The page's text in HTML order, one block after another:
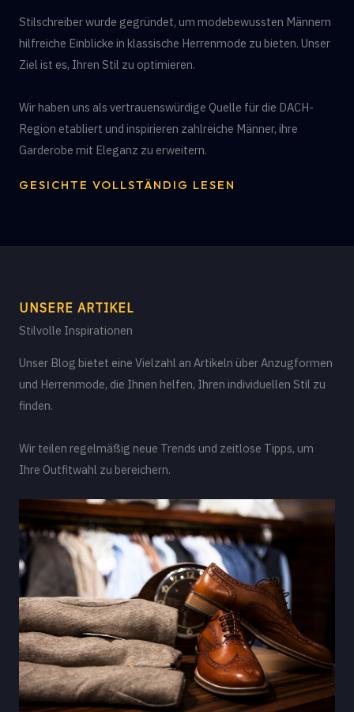
Stilschreiber wurde gegründet, um modebewussten Männern
hilfreiche Einblicke in klassische Herrenmode zu bieten. Unser
Ziel ist es, Ihren Stil zu optimieren.
Wir haben uns als vertrauenswürdige Quelle für die DACH-
Region etabliert und inspirieren zahlreiche Männer, ihre
Garderobe mit Eleganz zu erweitern.
GESICHTE VOLLSTÄNDIG LESEN
UNSERE ARTIKEL
Stilvolle Inspirationen
Unser Blog bietet eine Vielzahl an Artikeln über Anzugformen
und Herrenmode, die Ihnen helfen, Ihren individuellen Stil zu
finden.
Wir teilen regelmäßig neue Trends und zeitlose Tipps, um
Ihre Outfitwahl zu bereichern.